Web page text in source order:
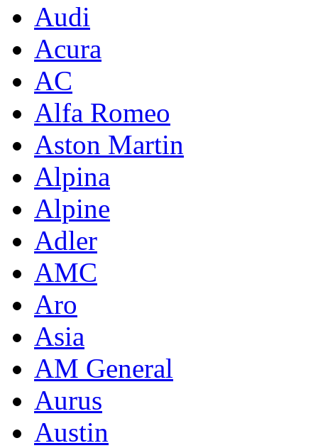
Audi
Acura
AC
Alfa Romeo
Aston Martin
Alpina
Alpine
Adler
AMC
Aro
Asia
AM General
Aurus
Austin